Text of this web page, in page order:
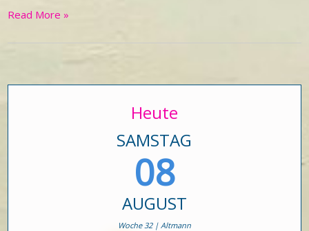
Read More »
Heute
SAMSTAG
08
AUGUST
Woche 32 | Altmann